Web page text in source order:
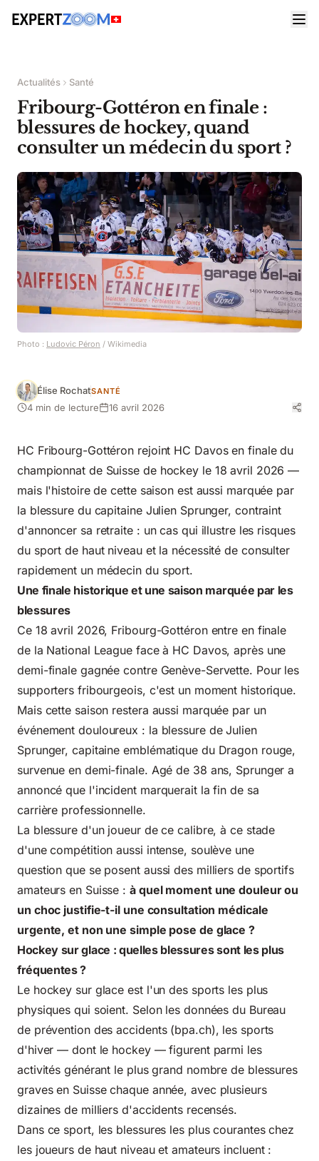
Actualités Santé
Fribourg-Gottéron en finale :
blessures de hockey, quand
consulter un médecin du sport ?
Photo : Ludovic Péron / Wikimedia
Élise RochatSANTÉ
4 min de lecture 16 avril 2026
HC Fribourg-Gottéron rejoint HC Davos en finale du
championnat de Suisse de hockey le 18 avril 2026 —
mais l'histoire de cette saison est aussi marquée par
la blessure du capitaine Julien Sprunger, contraint
d'annoncer sa retraite : un cas qui illustre les risques
du sport de haut niveau et la nécessité de consulter
rapidement un médecin du sport.
Une finale historique et une saison marquée par les
blessures
Ce 18 avril 2026, Fribourg-Gottéron entre en finale
de la National League face à HC Davos, après une
demi-finale gagnée contre Genève-Servette. Pour les
supporters fribourgeois, c'est un moment historique.
Mais cette saison restera aussi marquée par un
événement douloureux : la blessure de Julien
Sprunger, capitaine emblématique du Dragon rouge,
survenue en demi-finale. Agé de 38 ans, Sprunger a
annoncé que l'incident marquerait la fin de sa
carrière professionnelle.
La blessure d'un joueur de ce calibre, à ce stade
d'une compétition aussi intense, soulève une
question que se posent aussi des milliers de sportifs
amateurs en Suisse : à quel moment une douleur ou
un choc justifie-t-il une consultation médicale
urgente, et non une simple pose de glace ?
Hockey sur glace : quelles blessures sont les plus
fréquentes ?
Le hockey sur glace est l'un des sports les plus
physiques qui soient. Selon les données du Bureau
de prévention des accidents (bpa.ch), les sports
d'hiver — dont le hockey — figurent parmi les
activités générant le plus grand nombre de blessures
graves en Suisse chaque année, avec plusieurs
dizaines de milliers d'accidents recensés.
Dans ce sport, les blessures les plus courantes chez
les joueurs de haut niveau et amateurs incluent :